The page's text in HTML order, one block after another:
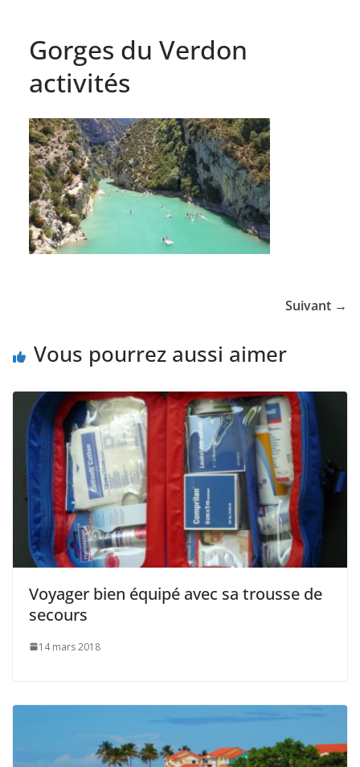
Gorges du Verdon
activités
Suivant →
Vous pourrez aussi aimer
Voyager bien équipé avec sa trousse de
secours
14 mars 2018